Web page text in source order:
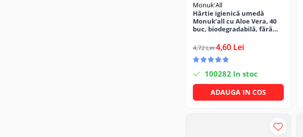
Monuk'All
Hârtie igienică umedă
Monuk’all cu Aloe Vera, 40
buc, biodegradabilă, fără
4,72 Lei4,60 Lei
100282 In stoc
ADAUGA IN COS